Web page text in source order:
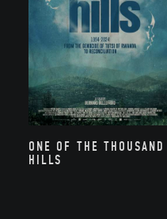
ONE OF THE THOUSAND
HILLS